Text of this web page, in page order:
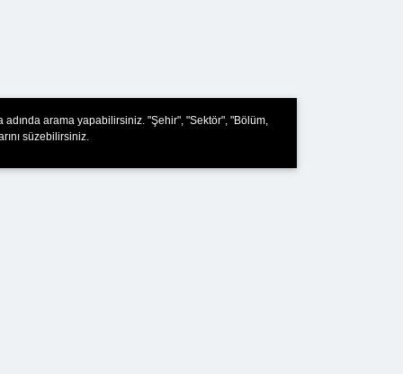
adında arama yapabilirsiniz. "Şehir", "Sektör", "Bölüm,
süzebilirsiniz.